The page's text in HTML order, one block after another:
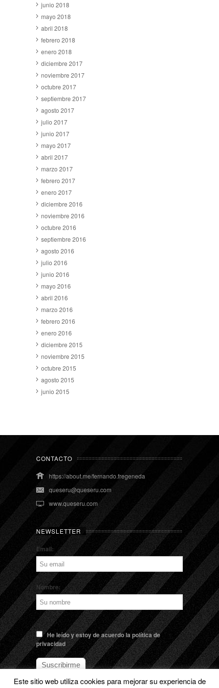
junio 2018
mayo 2018
abril 2018
febrero 2018
enero 2018
diciembre 2017
noviembre 2017
octubre 2017
septiembre 2017
agosto 2017
julio 2017
junio 2017
mayo 2017
abril 2017
marzo 2017
febrero 2017
enero 2017
diciembre 2016
noviembre 2016
octubre 2016
septiembre 2016
agosto 2016
julio 2016
junio 2016
mayo 2016
abril 2016
marzo 2016
febrero 2016
enero 2016
diciembre 2015
noviembre 2015
octubre 2015
agosto 2015
junio 2015
CONTACTO
https://about.me/fernando.fregeneda
queseru@queseru.com
www.queseru.com
NEWSLETTER
Email:
Nombre:
He leído y estoy de acuerdo la política de
privacidad
Este sitio web utiliza cookies para mejorar su experiencia de